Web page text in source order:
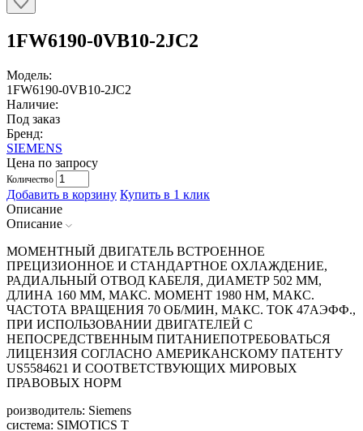
1FW6190-0VB10-2JC2
Модель:
1FW6190-0VB10-2JC2
Наличие:
Под заказ
Бренд:
SIEMENS
Цена по запросу
Количество
Добавить в корзину Купить в 1 клик
Описание
Описание
МОМЕНТНЫЙ ДВИГАТЕЛЬ ВСТРОЕННОЕ
ПРЕЦИЗИОННОЕ И СТАНДАРТНОЕ ОХЛАЖДЕНИЕ,
РАДИАЛЬНЫЙ ОТВОД КАБЕЛЯ, ДИАМЕТР 502 ММ,
ДЛИНА 160 ММ, МАКС. МОМЕНТ 1980 HM, МАКС.
ЧАСТОТА ВРАЩЕНИЯ 70 ОБ/MИН, МАКС. ТОК 47АЭФФ.,
ПРИ ИСПОЛЬЗОВАНИИ ДВИГАТЕЛЕЙ С
НЕПОСРЕДСТВЕННЫМ ПИТАНИЕПОТРЕБОВАТЬСЯ
ЛИЦЕНЗИЯ СОГЛАСНО АМЕРИКАНСКОМУ ПАТЕНТУ
US5584621 И СООТВЕТСТВУЮЩИХ МИРОВЫХ
ПРАВОВЫХ НОРМ
роизводитель: Siemens
система: SIMOTICS T